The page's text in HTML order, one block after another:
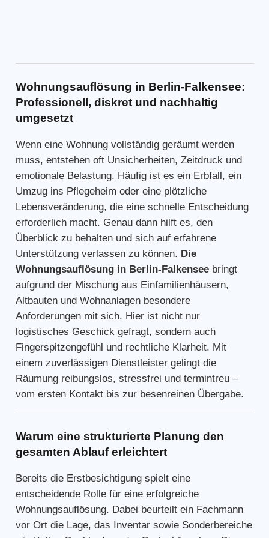
Wohnungsauflösung in Berlin-Falkensee:
Professionell, diskret und nachhaltig
umgesetzt
Wenn eine Wohnung vollständig geräumt werden
muss, entstehen oft Unsicherheiten, Zeitdruck und
emotionale Belastung. Häufig ist es ein Erbfall, ein
Umzug ins Pflegeheim oder eine plötzliche
Lebensveränderung, die eine schnelle Entscheidung
erforderlich macht. Genau dann hilft es, den
Überblick zu behalten und sich auf erfahrene
Unterstützung verlassen zu können. Die
Wohnungsauflösung in Berlin-Falkenseebringt
aufgrund der Mischung aus Einfamilienhäusern,
Altbauten und Wohnanlagen besondere
Anforderungen mit sich. Hier ist nicht nur
logistisches Geschick gefragt, sondern auch
Fingerspitzengefühl und rechtliche Klarheit. Mit
einem zuverlässigen Dienstleister gelingt die
Räumung reibungslos, stressfrei und termintreu –
vom ersten Kontakt bis zur besenreinen Übergabe.
Warum eine strukturierte Planung den
gesamten Ablauf erleichtert
Bereits die Erstbesichtigung spielt eine
entscheidende Rolle für eine erfolgreiche
Wohnungsauflösung. Dabei beurteilt ein Fachmann
vor Ort die Lage, das Inventar sowie Sonderbereiche